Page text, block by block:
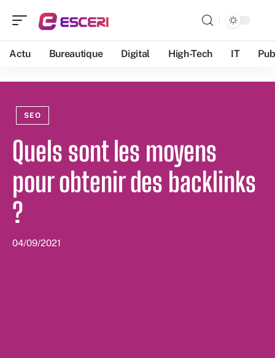
Actu Bureautique Digital High-Tech IT
SEO
Quels sont les moyens
pour obtenir des backlinks
?
04/09/2021